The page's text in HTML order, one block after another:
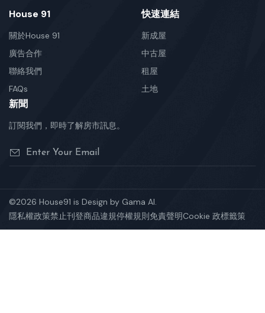
House 91
關於House 91
廣告合作
聯絡我們
FAQs
快速連結
新成屋
中古屋
租屋
土地
新聞
訂閱我們，即時了解房市訊息。
©2026 House91 is Design by Gama AI.
隱私權政策禁止刊登商品違規停權規則免責聲明Cookie 政標籤策